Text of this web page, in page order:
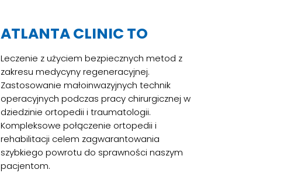
ATLANTA CLINIC TO
Leczenie z użyciem bezpiecznych metod z
zakresu medycyny regeneracyjnej.
Zastosowanie małoinwazyjnych technik
operacyjnych podczas pracy chirurgicznej w
dziedzinie ortopedii i traumatologii.
Kompleksowe połączenie ortopedii i
rehabilitacji celem zagwarantowania
szybkiego powrotu do sprawności naszym
pacjentom.